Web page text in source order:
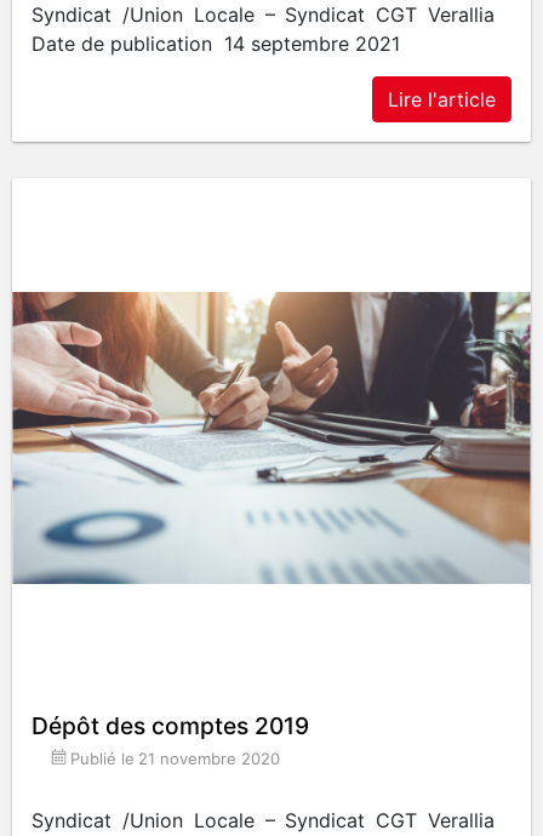
Syndicat /Union Locale – Syndicat CGT Verallia
Date de publication 14 septembre 2021
Lire l'article
Dépôt des comptes 2019
Publié le 21 novembre 2020
Syndicat /Union Locale – Syndicat CGT Verallia